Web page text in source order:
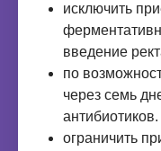
исключить
введение
по
через семь
антибиотиков.
ограничить